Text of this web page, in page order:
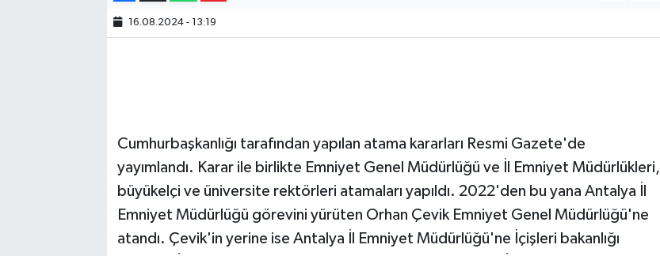
16.08.2024 - 13:19
Cumhurbaşkanlığı tarafından yapılan atama kararları Resmi Gazete'de
yayımlandı. Karar ile birlikte Emniyet Genel Müdürlüğü ve İl Emniyet Müdürlükleri,
büyükelçi ve üniversite rektörleri atamaları yapıldı. 2022'den bu yana Antalya İl
Emniyet Müdürlüğü görevini yürüten Orhan Çevik Emniyet Genel Müdürlüğü'ne
atandı. Çevik'in yerine ise Antalya İl Emniyet Müdürlüğü'ne İçişleri bakanlığı